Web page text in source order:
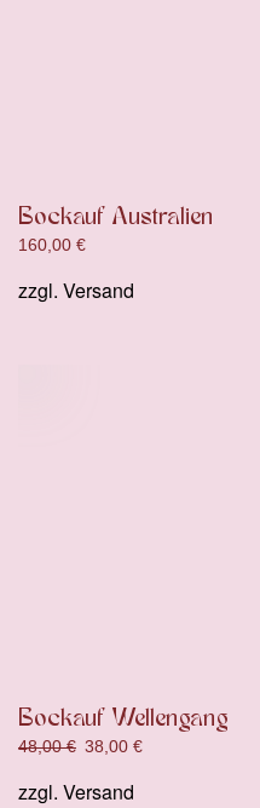
Bockauf Australien
160,00 €
zzgl. Versand
Bockauf Wellengang
48,00€ Ursprünglicher
war:
38,00 €
zzgl. Versand